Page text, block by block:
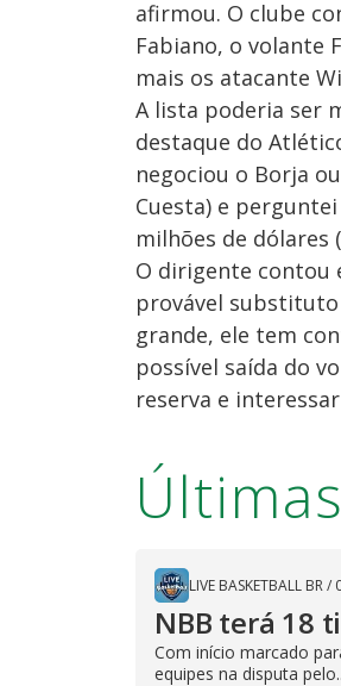
afirmou. O clube
Fabiano, o volante
mais os atacante
A lista poderia ser
destaque do
negociou o Borja
Cuesta) e
milhões de dólares
O dirigente contou
provável substituto
grande, ele tem
possível saída do
reserva e
Últimas
LIVE BASKETBALL BR/
NBB terá 18
Com início marcado
equipes na disputa